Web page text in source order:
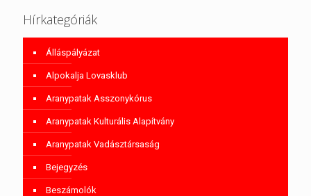
Hírkategóriák
Álláspályázat
Alpokalja Lovasklub
Aranypatak Asszonykórus
Aranypatak Kulturális Alapítvány
Aranypatak Vadásztársaság
Bejegyzés
Beszámolók